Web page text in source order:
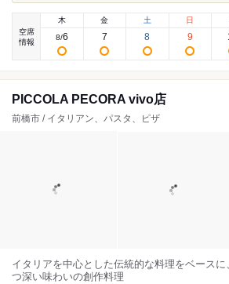
空席
情報
木
8/6
金
7
土
8
日
9
PICCOLA PECORA vivo店
前橋市 / イタリアン、パスタ、ピザ
イタリアを中心とした伝統的な料理をベース
つ深い味わいの創作料理